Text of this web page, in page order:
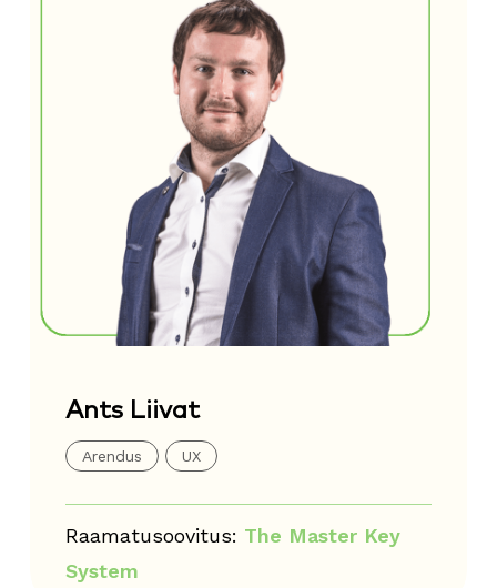
Ants Liivat
Arendus UX
Raamatusoovitus: The Master Key
System